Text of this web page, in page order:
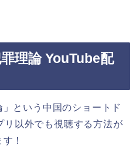
理論 YouTube配
」という中国のショートド
リ以外でも視聴する方法が
！